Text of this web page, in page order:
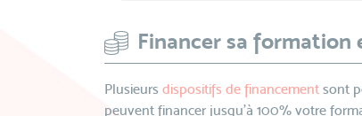
Financer sa formation
Plusieurs dispositifs de financement sont
peuvent financer jusqu’à 100% votre